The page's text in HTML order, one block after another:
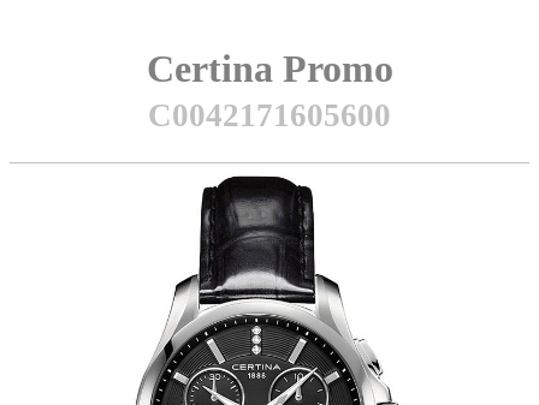
Certina Promo
C0042171605600